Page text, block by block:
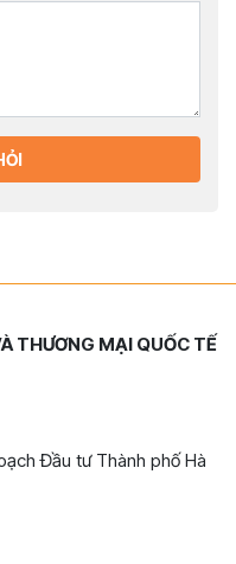
THƯƠNG MẠI QUỐC TẾ
Đầu tư Thành phố Hà